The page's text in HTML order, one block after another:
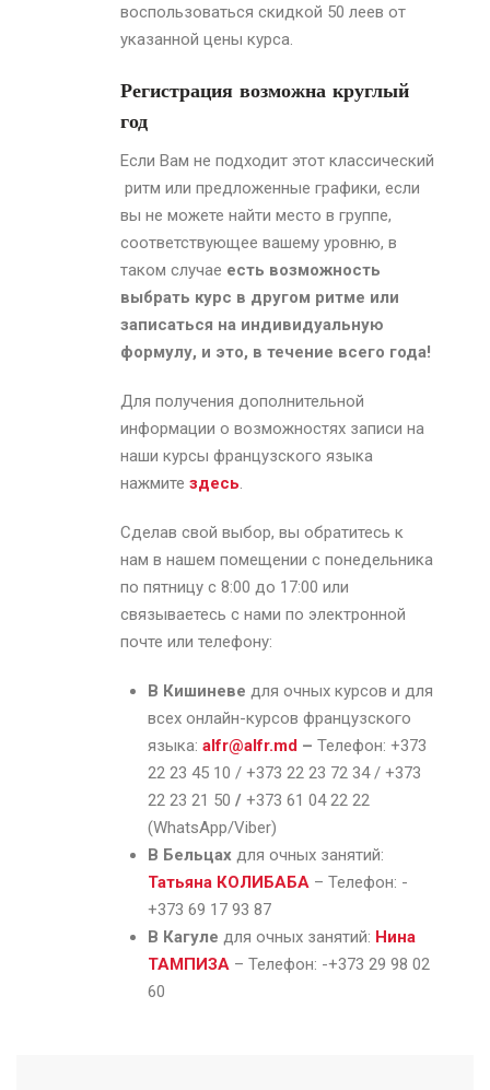
воспользоваться скидкой 50 леев от
указанной цены курса.
Регистрация возможна круглый
год
Если Вам не подходит этот классический
ритм или предложенные графики, если
вы не можете найти место в группе,
соответствующее вашему уровню, в
таком случае есть возможность
выбрать курс в другом ритме или
записаться на индивидуальную
формулу, и это, в течение всего года!
Для получения дополнительной
информации о возможностях записи на
наши курсы французского языка
нажмите здесь.
Сделав свой выбор, вы обратитесь к
нам в нашем помещении с понедельника
по пятницу с 8:00 до 17:00 или
связываетесь с нами по электронной
почте или телефону:
В Кишиневе для очных курсов и для
всех онлайн-курсов французского
языка: alfr@alfr.md – Телефон: +373
22 23 45 10 / +373 22 23 72 34 / +373
22 23 21 50 / +373 61 04 22 22
(WhatsApp/Viber)
В Бельцах для очных занятий:
Татьяна КОЛИБАБА – Телефон: -
+373 69 17 93 87
В Кагуле для очных занятий: Нина
ТАМПИЗА – Телефон: -+373 29 98 02
60